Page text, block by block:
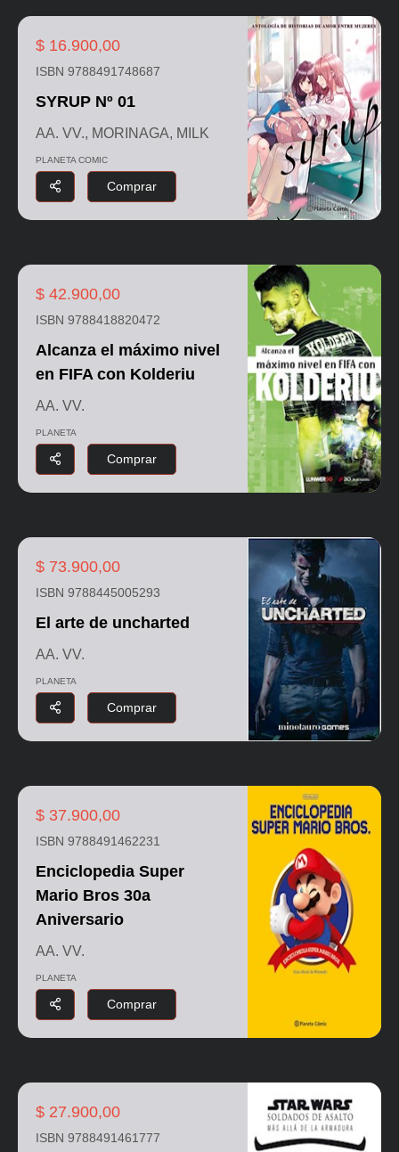
$ 16.900,00
ISBN 9788491748687
SYRUP Nº 01
AA. VV., MORINAGA, MILK
PLANETA COMIC
Comprar
$ 42.900,00
ISBN 9788418820472
Alcanza el máximo nivel
en FIFA con Kolderiu
AA. VV.
PLANETA
Comprar
$ 73.900,00
ISBN 9788445005293
El arte de uncharted
AA. VV.
PLANETA
Comprar
$ 37.900,00
ISBN 9788491462231
Enciclopedia Super
Mario Bros 30a
Aniversario
AA. VV.
PLANETA
Comprar
$ 27.900,00
ISBN 9788491461777